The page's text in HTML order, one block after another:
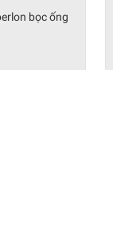
bọc ống